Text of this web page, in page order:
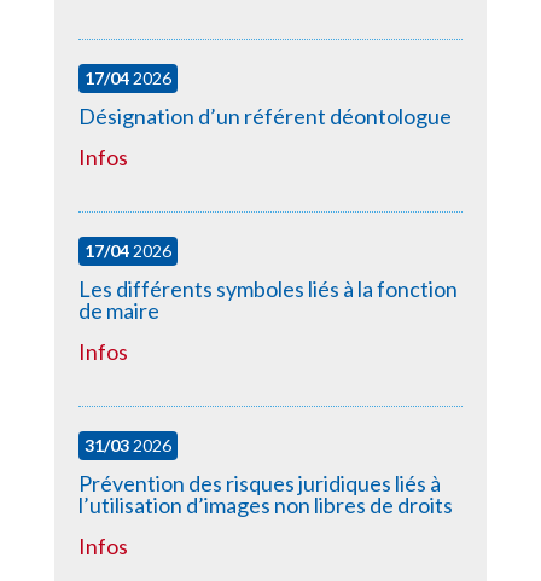
17/042026
Désignation d’un référent déontologue
Infos
17/042026
Les différents symboles liés à la fonction
de maire
Infos
31/032026
Prévention des risques juridiques liés à
l’utilisation d’images non libres de droits
Infos